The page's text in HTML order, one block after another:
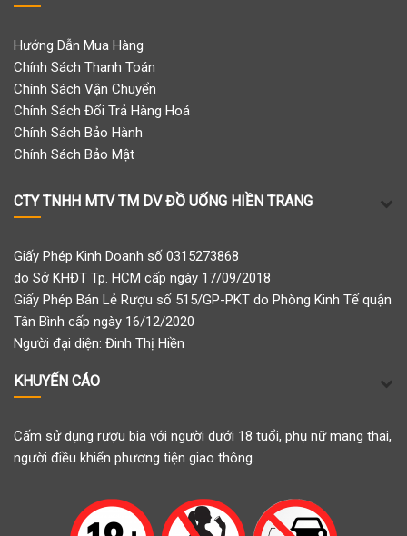
Hướng Dẫn Mua Hàng
Chính Sách Thanh Toán
Chính Sách Vận Chuyển
Chính Sách Đổi Trả Hàng Hoá
Chính Sách Bảo Hành
Chính Sách Bảo Mật
CTY TNHH MTV TM DV ĐỒ UỐNG HIỀN TRANG
Giấy Phép Kinh Doanh số 0315273868
do Sở KHĐT Tp. HCM cấp ngày 17/09/2018
Giấy Phép Bán Lẻ Rượu số 515/GP-PKT do Phòng Kinh Tế quận
Tân Bình cấp ngày 16/12/2020
Người đại diện: Đinh Thị Hiền
KHUYẾN CÁO
Cấm sử dụng rượu bia với người dưới 18 tuổi, phụ nữ mang thai,
người điều khiển phương tiện giao thông.